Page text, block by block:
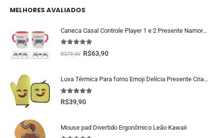
MELHORES AVALIADOS
Caneca Casal Controle Player 1 e 2 Presente Namorados Geek
fora de 5
R$79,90 R$63,90
Luva Térmica Para forno Emoji Delícia Presente Criativo Geek
5.00fora de 5
R$39,90
Mouse pad Divertido Ergonômico Leão Kawaii